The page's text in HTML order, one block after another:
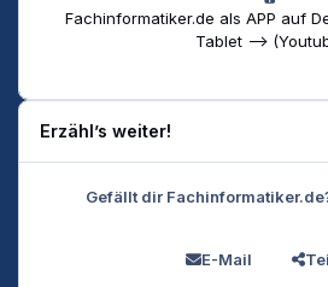
Fachinformatiker.de als APP auf
Tablet -->
Erzähl’s weiter!
Gefällt dir
E-Mail